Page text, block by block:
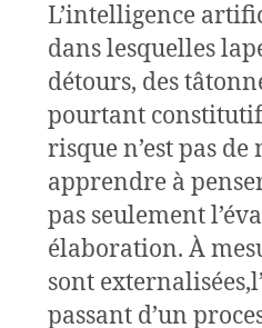
L’intelligence
dans lesquelles
détours, des
pourtant
risque n’est pas
apprendre à
pas seulement
élaboration. À
sont
passant d’un